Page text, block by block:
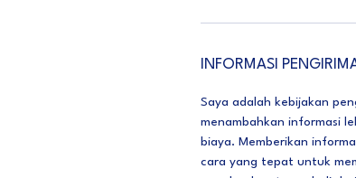
INFORMASI
Saya adalah kebijakan
menambahkan informasi
biaya. Memberikan
cara yang tepat untuk